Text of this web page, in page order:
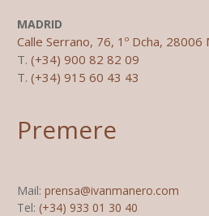
MADRID
Calle Serrano, 76, 1º Dcha, 28006
T. (+34) 900 82 82 09
T. (+34) 915 60 43 43
Premere
Mail: prensa@ivanmanero.com
Tel: (+34) 933 01 30 40